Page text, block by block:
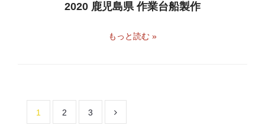
2020 鹿児島県 作業台船製作
もっと読む »
1 2 3